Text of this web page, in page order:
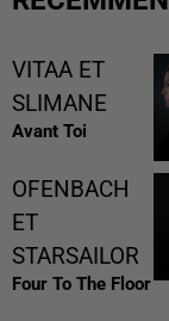
VITAA ET
SLIMANE
Avant Toi
OFENBACH
ET
STARSAILOR
Four To The Floor